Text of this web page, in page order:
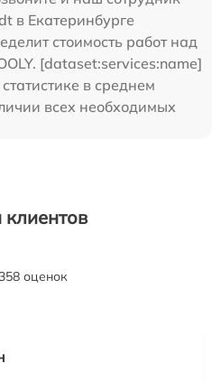
в Екатеринбурге
стоимость работ над
[dataset:services:name]
в среднем
всех необходимых
оценок